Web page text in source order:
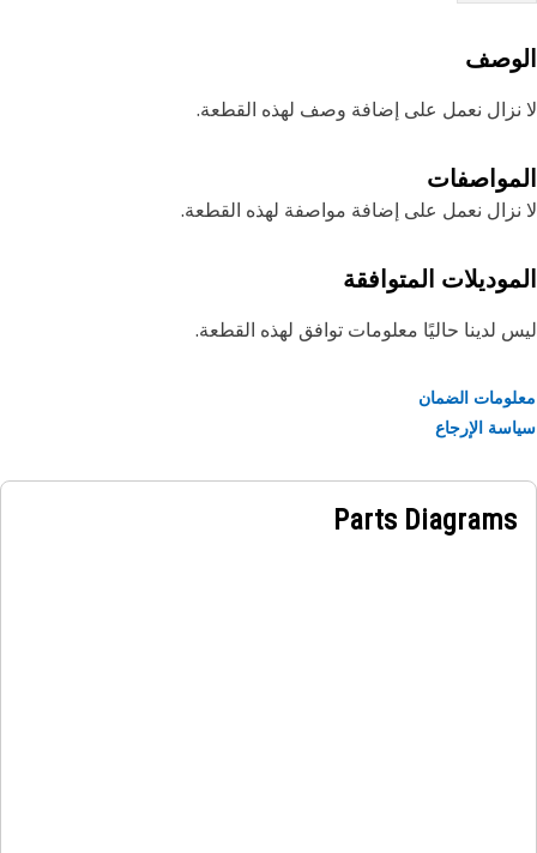
نزال نعمل على إضافة وصف لهذه القطعة.
نعمل على إضافة مواصفة لهذه القطعة.
المتوافقة
لدينا حاليًا معلومات توافق لهذه القطعة.
الضمان
الإرجاع
Parts Diagrams